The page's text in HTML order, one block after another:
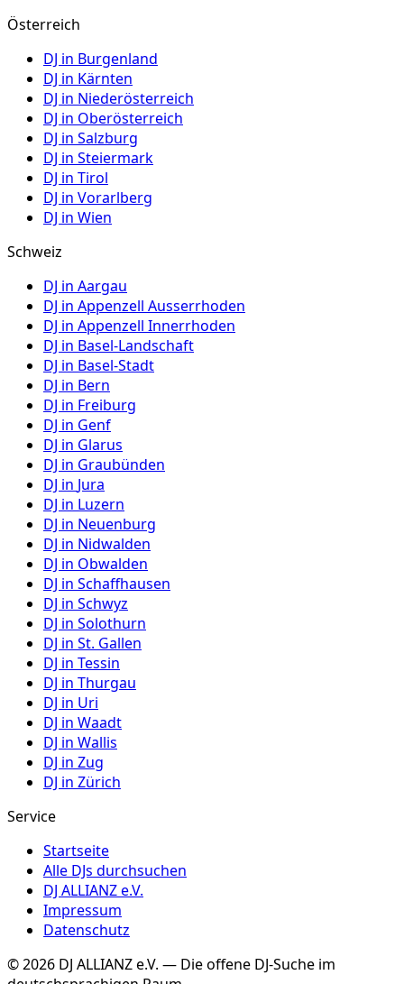
Österreich
DJ in Burgenland
DJ in Kärnten
DJ in Niederösterreich
DJ in Oberösterreich
DJ in Salzburg
DJ in Steiermark
DJ in Tirol
DJ in Vorarlberg
DJ in Wien
Schweiz
DJ in Aargau
DJ in Appenzell Ausserrhoden
DJ in Appenzell Innerrhoden
DJ in Basel-Landschaft
DJ in Basel-Stadt
DJ in Bern
DJ in Freiburg
DJ in Genf
DJ in Glarus
DJ in Graubünden
DJ in Jura
DJ in Luzern
DJ in Neuenburg
DJ in Nidwalden
DJ in Obwalden
DJ in Schaffhausen
DJ in Schwyz
DJ in Solothurn
DJ in St. Gallen
DJ in Tessin
DJ in Thurgau
DJ in Uri
DJ in Waadt
DJ in Wallis
DJ in Zug
DJ in Zürich
Service
Startseite
Alle DJs durchsuchen
DJ ALLIANZ e.V.
Impressum
Datenschutz
©2026 DJ ALLIANZ e.V. — Die offene DJ-Suche im